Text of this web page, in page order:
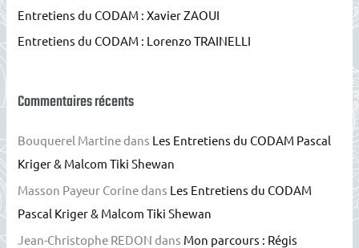
r
Entretiens du CODAM : Xavier ZAOUI
Entretiens du CODAM : Lorenzo TRAINELLI
Commentaires récents
Bouquerel Martinedans Les Entretiens du CODAM Pascal
Kriger & Malcom Tiki Shewan
Masson Payeur Corinedans Les Entretiens du CODAM
Pascal Kriger & Malcom Tiki Shewan
Jean-Christophe REDON dans Mon parcours : Régis